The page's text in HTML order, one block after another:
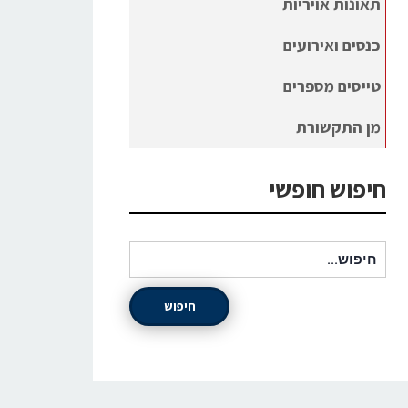
כנסים ואירועים
טייסים מספרים
מן התקשורת
חיפוש חופשי
חיפוש